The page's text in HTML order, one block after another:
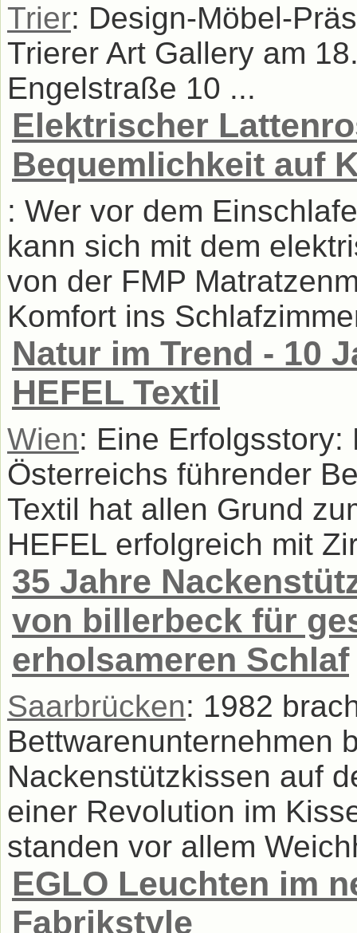
Trier: Design-Möbel-
Trierer Art Gallery am
Engelstraße 10 ...
Elektrischer
Bequemlichkeit auf
: Wer vor dem
kann sich mit dem
von der FMP
Komfort ins
Natur im Trend - 10
HEFEL Textil
Wien: Eine Erfolgsstory:
Österreichs führender
Textil hat allen Grund
HEFEL erfolgreich mit
35 Jahre
von billerbeck für
erholsameren Schlaf
Saarbrücken: 1982
Bettwarenunternehmen
Nackenstützkissen auf
einer Revolution im
standen vor allem
EGLO Leuchten im
Fabrikstyle